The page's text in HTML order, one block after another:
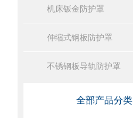
机床钣金防护罩
伸缩式钢板防护罩
不锈钢板导轨防护罩
全部产品分类